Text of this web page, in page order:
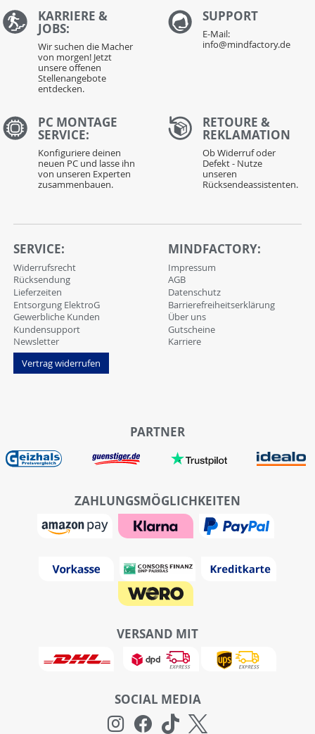
KARRIERE &
JOBS:
Wir suchen die Macher
von morgen! Jetzt
unsere offenen
Stellenangebote
entdecken.
SUPPORT
E-Mail:
info@mindfactory.de
PC MONTAGE
SERVICE:
Konfiguriere deinen
neuen PC und lasse ihn
von unseren Experten
zusammenbauen.
RETOURE &
REKLAMATION
Ob Widerruf oder
Defekt - Nutze
unseren
Rücksendeassistenten.
SERVICE:
Widerrufsrecht
Rücksendung
Lieferzeiten
Entsorgung ElektroG
Gewerbliche Kunden
Kundensupport
Newsletter
Vertrag widerrufen
MINDFACTORY:
Impressum
AGB
Datenschutz
Barrierefreiheitserklärung
Über uns
Gutscheine
Karriere
PARTNER
ZAHLUNGSMÖGLICHKEITEN
VERSAND MIT
SOCIAL MEDIA